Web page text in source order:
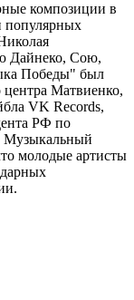
композиции в
популярных
Дайнеко, Сою,
Победы" был
центра Матвиенко,
VK Records,
РФ по
Музыкальный
молодые артисты